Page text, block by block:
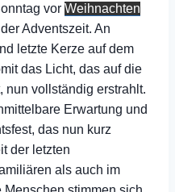
vor Weihnachten
Adventszeit. An
letzte Kerze auf dem
das Licht, das auf die
nun vollständig erstrahlt.
Erwartung und
das nun kurz
der letzten
als auch im